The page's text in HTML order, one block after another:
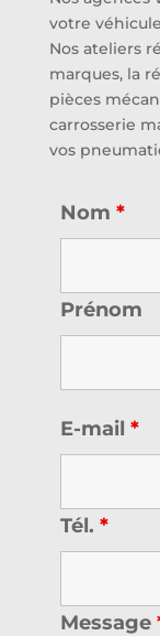
votre
Nos ateliers
marques, la
pièces
carrosserie
vos
Nom *
Prénom
E-mail *
Tél. *
Message